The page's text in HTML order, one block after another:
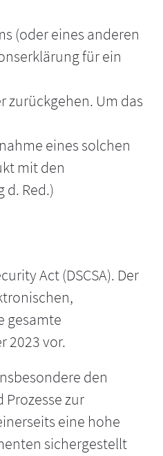
(oder eines anderen
für ein
zurückgehen. Um das
eines solchen
mit den
Red.)
Act (DSCSA). Der
gesamte
2023 vor.
den
zur
eine hohe
sichergestellt